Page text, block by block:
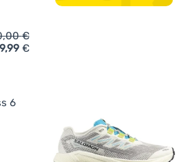
Salomon Xa Meta Made
€
€